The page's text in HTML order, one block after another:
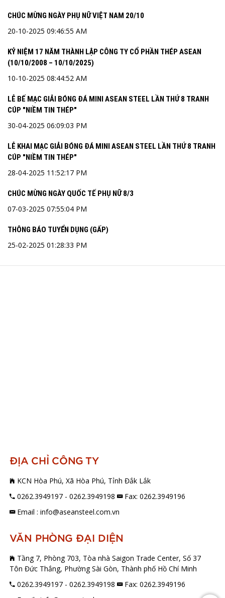
CHÚC MỪNG NGÀY PHỤ NỮ VIỆT NAM 20/10
20-10-2025 09:46:55 AM
KỶ NIỆM 17 NĂM THÀNH LẬP CÔNG TY CỔ PHẦN THÉP ASEAN
(10/10/2008 – 10/10/2025)
10-10-2025 08:44:52 AM
LỄ BẾ MẠC GIẢI BÓNG ĐÁ MINI ASEAN STEEL LẦN THỨ 8 TRANH
CÚP "NIỀM TIN THÉP"
30-04-2025 06:09:03 PM
LỄ KHAI MẠC GIẢI BÓNG ĐÁ MINI ASEAN STEEL LẦN THỨ 8 TRANH
CÚP "NIỀM TIN THÉP"
28-04-2025 11:52:17 PM
CHÚC MỪNG NGÀY QUỐC TẾ PHỤ NỮ 8/3
07-03-2025 07:55:04 PM
THÔNG BÁO TUYỂN DỤNG (GẤP)
25-02-2025 01:28:33 PM
ĐỊA CHỈ CÔNG TY
KCN Hòa Phú, Xã Hòa Phú, Tỉnh Đắk Lắk
0262.3949197 - 0262.3949198 Fax: 0262.3949196
Email : info@aseansteel.com.vn
VĂN PHÒNG ĐẠI DIỆN
Tầng 7, Phòng 703, Tòa nhà Saigon Trade Center, Số 37
Tôn Đức Thắng, Phường Sài Gòn, Thành phố Hồ Chí Minh
0262.3949197 - 0262.3949198 Fax: 0262.3949196